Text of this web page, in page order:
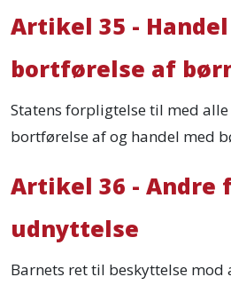
Artikel 35 -
bortførelse af
Statens forpligtelse til med
bortførelse af og handel med
Artikel 36 - Andre
udnyttelse
Barnets ret til beskyttelse